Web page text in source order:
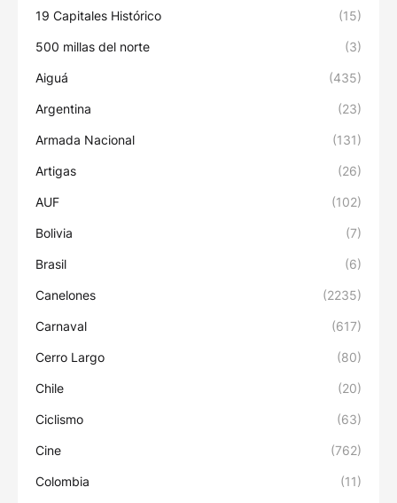
19 Capitales Histórico (15)
500 millas del norte (3)
Aiguá (435)
Argentina (23)
Armada Nacional (131)
Artigas (26)
AUF (102)
Bolivia (7)
Brasil (6)
Canelones (2235)
Carnaval (617)
Cerro Largo (80)
Chile (20)
Ciclismo (63)
Cine (762)
Colombia (11)